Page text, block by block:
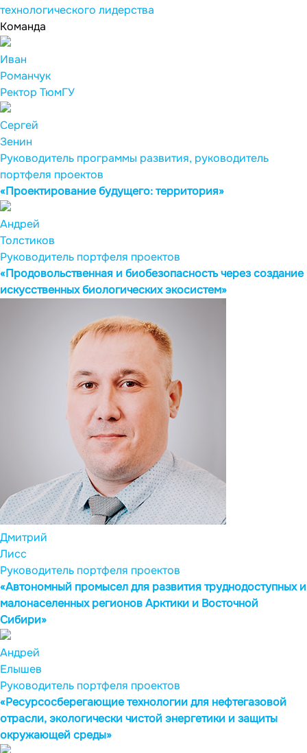
технологического лидерства
Команда
Иван
Романчук
Ректор ТюмГУ
Сергей
Зенин
Руководитель программы развития, руководитель
портфеля проектов
«Проектирование будущего: территория»
Андрей
Толстиков
Руководитель портфеля проектов
«Продовольственная и биобезопасность через создание
искусственных биологических экосистем»
Дмитрий
Лисс
Руководитель портфеля проектов
«Автономный промысел для развития труднодоступных и
малонаселенных регионов Арктики и Восточной
Сибири»
Андрей
Елышев
Руководитель портфеля проектов
«Ресурсосберегающие технологии для нефтегазовой
отрасли, экологически чистой энергетики и защиты
окружающей среды»